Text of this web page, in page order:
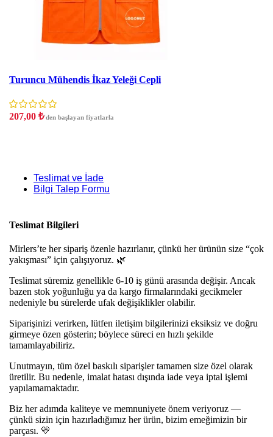
Turuncu Mühendis İkaz Yeleği Cepli
207,00 ₺'den başlayan fiyatlarla
Teslimat ve İade
Bilgi Talep Formu
Teslimat Bilgileri
Mirlers’te her sipariş özenle hazırlanır, çünkü her ürünün size “çok
yakışması” için çalışıyoruz. 🌿
Teslimat süremiz genellikle 6-10 iş günü arasında değişir. Ancak
bazen stok yoğunluğu ya da kargo firmalarındaki gecikmeler
nedeniyle bu sürelerde ufak değişiklikler olabilir.
Siparişinizi verirken, lütfen iletişim bilgilerinizi eksiksiz ve doğru
girmeye özen gösterin; böylece süreci en hızlı şekilde
tamamlayabiliriz.
Unutmayın, tüm özel baskılı siparişler tamamen size özel olarak
üretilir. Bu nedenle, imalat hatası dışında iade veya iptal işlemi
yapılamamaktadır.
Biz her adımda kaliteye ve memnuniyete önem veriyoruz —
çünkü sizin için hazırladığımız her ürün, bizim emeğimizin bir
parçası. 💛